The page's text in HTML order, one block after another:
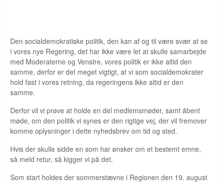
Den socialdemokratiske politik, den kan af og til være svær at se
i vores nye Regering, det har ikke være let at skulle samarbejde
med Moderaterne og Venstre, vores politik er ikke altid den
samme, derfor er det meget vigtigt, at vi som socialdemokrater
hold fast i vores retning, da regeringens ikke altid er den
samme.
Derfor vil vi prøve at holde en del medlemsmøder, samt åbent
møde, om den politik vi synes er den rigtige vej, der vil fremover
komme oplysninger i dette nyhedsbrev om tid og sted.
Hvis der skulle sidde en som har ønsker om et bestemt emne,
så meld retur, så kigger vi på det.
Som start holdes der sommerstævne i Regionen den 19. august